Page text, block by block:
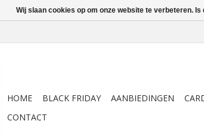
HOME BLACK FRIDAY AANBIEDINGEN
CONTACT
Wij slaan cookies op om onze website te verbeteren. Is